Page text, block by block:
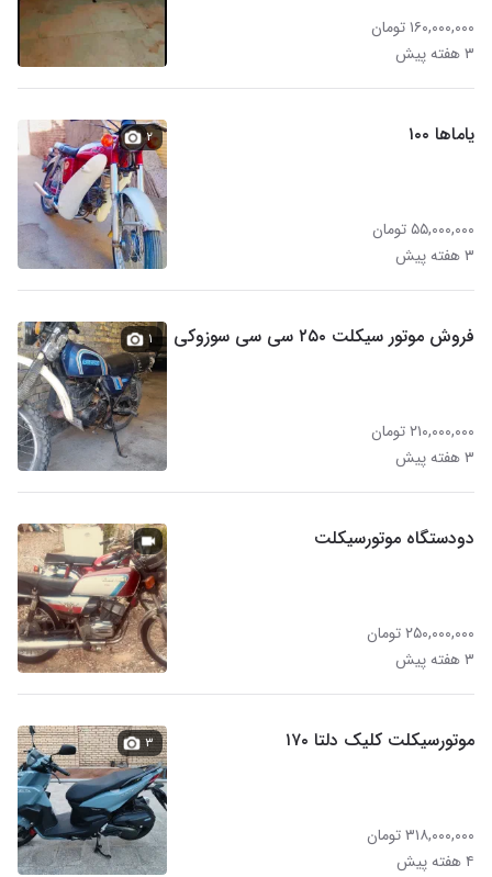
۱۶۰,۰۰۰,۰۰۰ تومان
۳ هفته پیش
یاماها ۱۰۰
۵۵,۰۰۰,۰۰۰ تومان
۳ هفته پیش
۲
فروش موتور سیکلت ۲۵۰ سی سی سوزوکی
۲۱۰,۰۰۰,۰۰۰ تومان
۳ هفته پیش
۱
دودستگاه موتورسیکلت
۲۵۰,۰۰۰,۰۰۰ تومان
۳ هفته پیش
موتورسیکلت کلیک دلتا ۱۷۰
۳۱۸,۰۰۰,۰۰۰ تومان
۴ هفته پیش
۳